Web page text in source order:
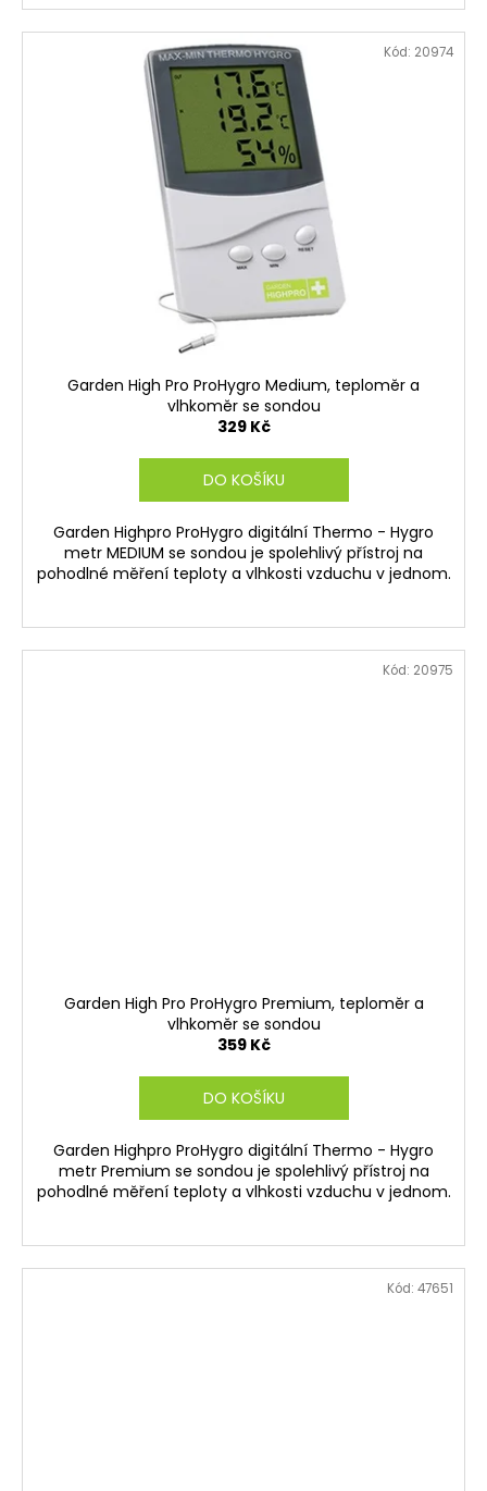
Garden High Pro ProHygro Medium, teploměr a
vlhkoměr se sondou
329 Kč
DO KOŠÍKU
Garden Highpro ProHygro digitální Thermo - Hygro
metr MEDIUM se sondou je spolehlivý přístroj na
pohodlné měření teploty a vlhkosti vzduchu v jednom.
Kód: 20974
Garden High Pro ProHygro Premium, teploměr a
vlhkoměr se sondou
359 Kč
DO KOŠÍKU
Garden Highpro ProHygro digitální Thermo - Hygro
metr Premium se sondou je spolehlivý přístroj na
pohodlné měření teploty a vlhkosti vzduchu v jednom.
Kód: 20975
Kód: 47651